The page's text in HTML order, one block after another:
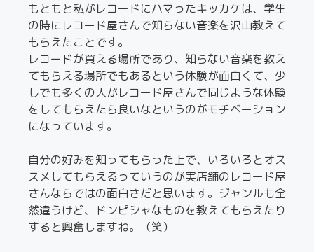
もともと私がレコードにハマったキッカケは、学生
の時にレコード屋さんで知らない音楽を沢山教えて
もらえたことです。
レコードが買える場所であり、知らない音楽を教え
てもらえる場所でもあるという体験が面白くて、少
しでも多くの人がレコード屋さんで同じような体験
をしてもらえたら良いなというのがモチベーション
になっています。
自分の好みを知ってもらった上で、いろいろとオス
スメしてもらえるっていうのが実店舗のレコード屋
さんならではの面白さだと思います。ジャンルも全
然違うけど、ドンピシャなものを教えてもらえたり
すると興奮しますね。（笑）